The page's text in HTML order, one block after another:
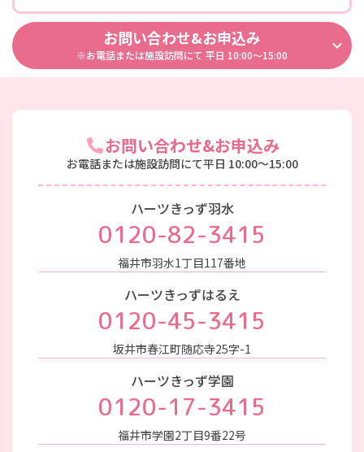
お問い合わせ&お申込み
※お電話または施設訪問にて 平日 10:00～15:00
お問い合わせ&お申込み
お電話または施設訪問にて平日 10:00～15:00
ハーツきっず羽水
0120-82-3415
福井市羽水1丁目117番地
ハーツきっずはるえ
0120-45-3415
坂井市春江町随応寺25字-1
ハーツきっず学園
0120-17-3415
福井市学園2丁目9番22号